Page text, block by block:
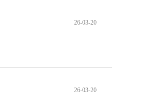
26-03-20
26-03-20